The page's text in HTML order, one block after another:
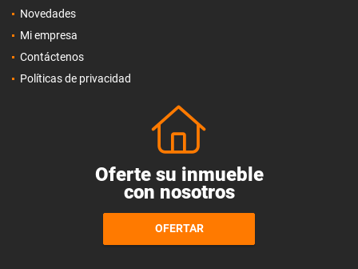
Novedades
Mi empresa
Contáctenos
Políticas de privacidad
Oferte su inmueble
con nosotros
OFERTAR